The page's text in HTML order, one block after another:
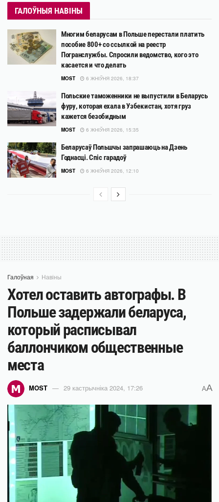
ГАЛОЎНЫЯ НАВІНЫ
Многим беларусам в Польше перестали платить
пособие 800+ со ссылкой на реестр
Погранслужбы. Спросили ведомство, кого это
касается и что делать
MOST 6 ЖНІЎНЯ 2026, 18:37
Польские таможенники не выпустили в Беларусь
фуру, которая ехала в Узбекистан, хотя груз
кажется безобидным
MOST 6 ЖНІЎНЯ 2026, 15:35
Беларусаў Польшчы запрашаюць на Дзень
Годнасці. Спіс гарадоў
MOST 6 ЖНІЎНЯ 2026, 12:10
Галоўная Навіны
Хотел оставить автографы. В
Польше задержали беларуса,
который расписывал
баллончиком общественные
места
MOST 29 кастрычніка 2024, 17:26 AA